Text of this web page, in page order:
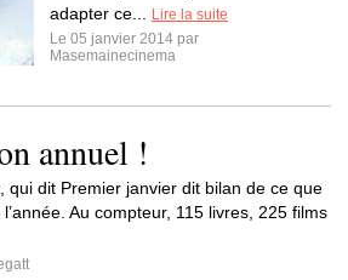
adapter ce...
Lire la suite
Le 05 janvier 2014 par
Masemainecinema
annuel !
qui dit Premier janvier dit bilan de ce que
Au compteur, 115 livres, 225 films